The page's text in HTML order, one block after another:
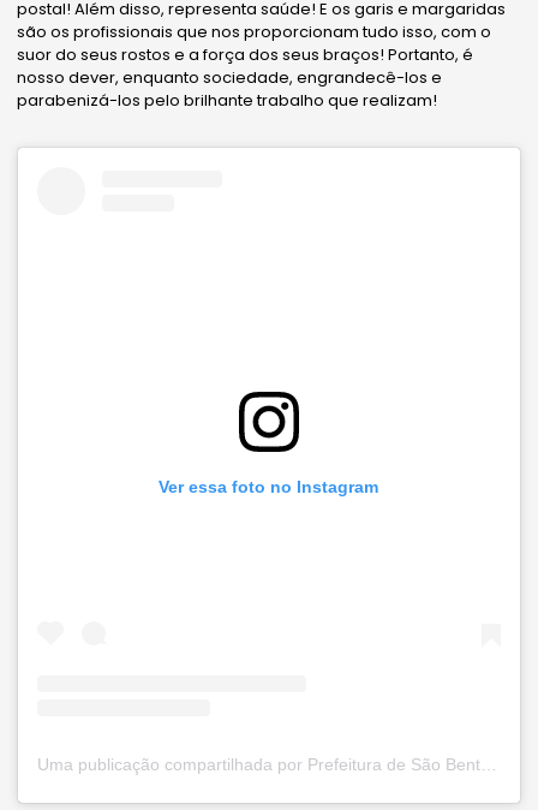
postal! Além disso, representa saúde! E os garis e margaridas
são os profissionais que nos proporcionam tudo isso, com o
suor do seus rostos e a força dos seus braços! Portanto, é
nosso dever, enquanto sociedade, engrandecê-los e
parabenizá-los pelo brilhante trabalho que realizam!
Ver essa foto no Instagram
#notíciassbu